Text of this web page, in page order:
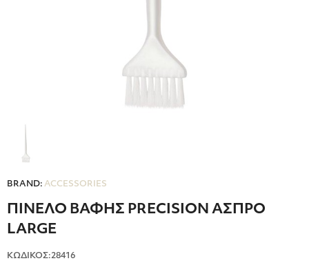
BRAND: ACCESSORIES
ΠΙΝΕΛΟ ΒΑΦΗΣ PRECISION ΑΣΠΡΟ
LARGE
ΚΩΔΙΚΟΣ:28416